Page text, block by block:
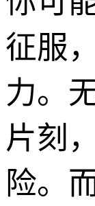
征服
力。
片刻
险。